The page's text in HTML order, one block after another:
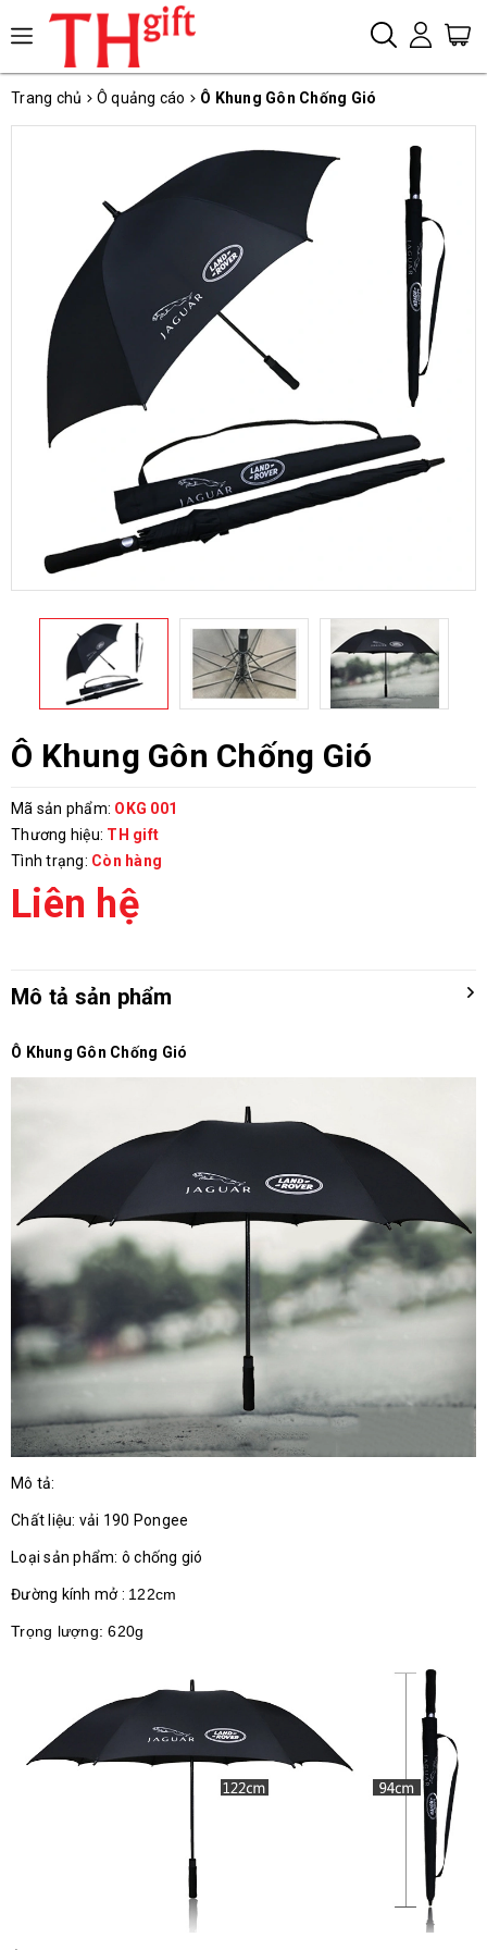
Trang chủ Ô quảng cáo Ô Khung Gôn Chống Gió
Ô Khung Gôn Chống Gió
Mã sản phẩm: OKG 001
Thương hiệu: TH gift
Tình trạng: Còn hàng
Liên hệ
Mô tả sản phẩm
Ô Khung Gôn Chống Gió
Mô tả:
Chất liệu: vải 190 Pongee
Loại sản phẩm: ô chống gió
Đường kính mở : 122cm
Trọng lượng: 620g